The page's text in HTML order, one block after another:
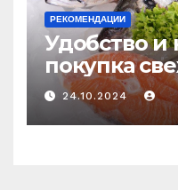
РЕКОМЕНДАЦИИ
Удобство и
покупка
рыбы
24.10.2024